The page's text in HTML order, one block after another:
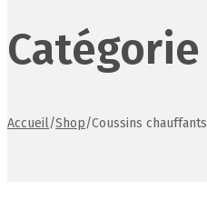
Catégorie
Accueil/Shop/Coussins chauffants